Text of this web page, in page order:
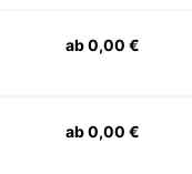
ab 0,00 €
ab 0,00 €